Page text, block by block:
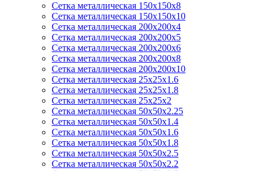
Сетка металлическая 150х150х8
Сетка металлическая 150х150х10
Сетка металлическая 200х200х4
Сетка металлическая 200х200х5
Сетка металлическая 200х200x6
Сетка металлическая 200х200х8
Сетка металлическая 200х200х10
Сетка металлическая 25х25х1.6
Сетка металлическая 25х25х1.8
Сетка металлическая 25х25х2
Сетка металлическая 50х50х2.25
Сетка металлическая 50х50х1.4
Сетка металлическая 50х50х1.6
Сетка металлическая 50х50х1.8
Сетка металлическая 50х50х2.5
Сетка металлическая 50х50х2.2